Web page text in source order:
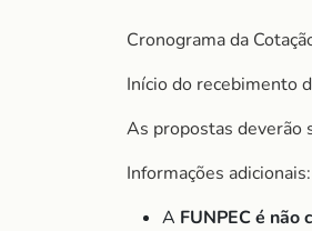
Cronograma da
Início do recebimento
As propostas deverão
Informações adicionais:
A FUNPEC é não